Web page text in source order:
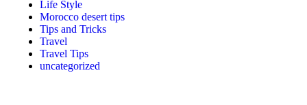
Life Style
Morocco desert tips
Tips and Tricks
Travel
Travel Tips
uncategorized